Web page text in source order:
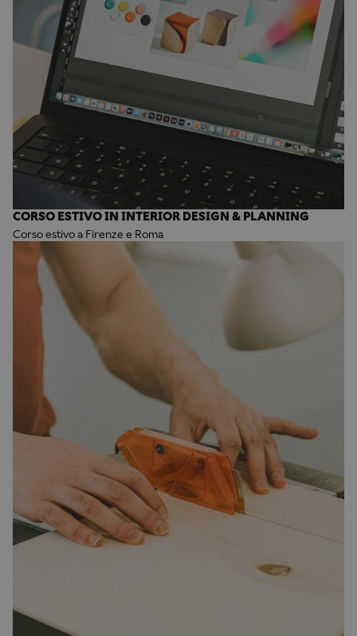
CORSO ESTIVO IN INTERIOR DESIGN & PLANNING
Corso estivo a Firenze e Roma